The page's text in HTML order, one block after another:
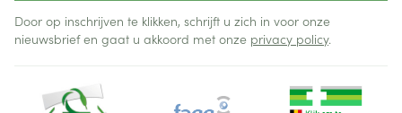
Door op inschrijven te klikken, schrijft u zich in voor onze
nieuwsbrief en gaat u akkoord met onze privacy policy.